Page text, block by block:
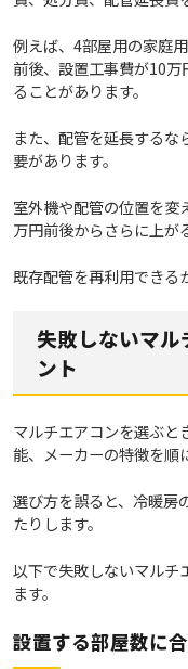
例えば、4部屋用の家庭
前後、設置工事費が10
ることがあります。
また、配管を延長する
要があります。
室外機や配管の位置を変
万円前後からさらに上が
既存配管を再利用できる
失敗しないマ
ント
マルチエアコンを選ぶと
能、メーカーの特徴を順
選び方を誤ると、冷暖房
たりします。
以下で失敗しないマルチ
ます。
設置する部屋数に